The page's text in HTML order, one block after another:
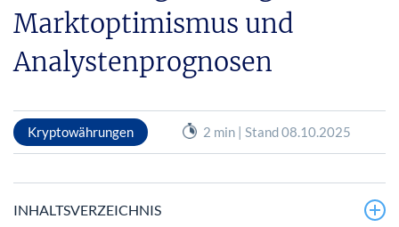
Marktoptimismus und
Analystenprognosen
Kryptowährungen 2 min | Stand 08.10.2025
INHALTSVERZEICHNIS